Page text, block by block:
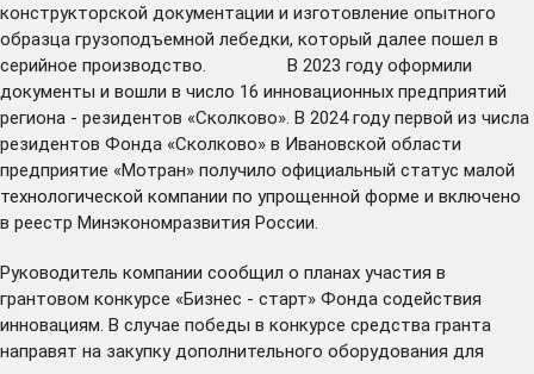
конструкторской документации и изготовление опытного
образца грузоподъемной лебедки, который далее пошел в
серийное производство. В 2023 году оформили
документы и вошли в число 16 инновационных предприятий
региона - резидентов «Сколково». В 2024 годупервой из числа
резидентов Фонда «Сколково» в Ивановской области
предприятие «Мотран» получило официальный статус малой
технологической компании по упрощенной форме и включено
в реестр Минэкономразвития России.
Руководитель компании сообщил о планах участия в
грантовом конкурсе «Бизнес - старт» Фонда содействия
инновациям. В случае победы в конкурсе средства гранта
направят на закупку дополнительного оборудования для